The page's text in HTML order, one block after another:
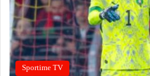
Sportime TV